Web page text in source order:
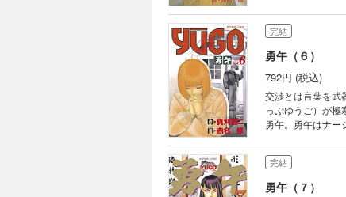
方、勇午はロシア
完結
勇午（６）
792円 (税込)
交渉とは言葉を
っぷゆうご）が
勇午。勇午はナー
完結
勇午（７）